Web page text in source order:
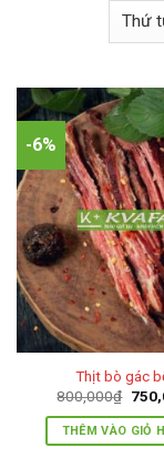
-6%
Thịt bò gác
800,000₫ Giá
là:
THÊM VÀO GIỎ